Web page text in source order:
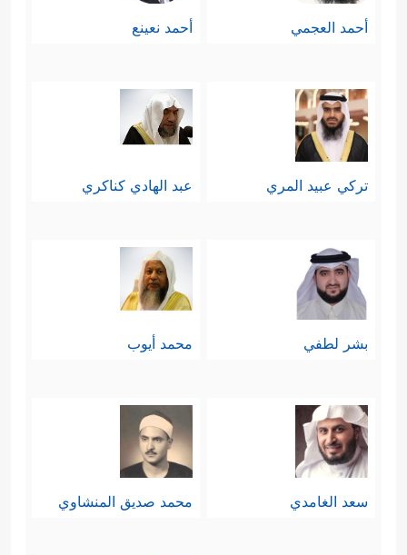
أحمد العجمي أحمد نعينع
تركي عبيد المري عبد الهادي كناكري
بشر لطفي محمد أيوب
سعد الغامدي محمد صديق المنشاوي